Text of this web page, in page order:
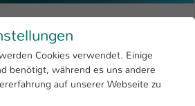
4
Open submenu
Sciences
Angewandte Ingenieurwissenschaften
Cookies verwendet. Einige
benötigt, während es uns andere
auf unserer Webseite zu